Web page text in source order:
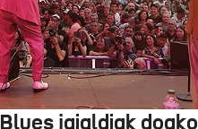
jaialdiak doako